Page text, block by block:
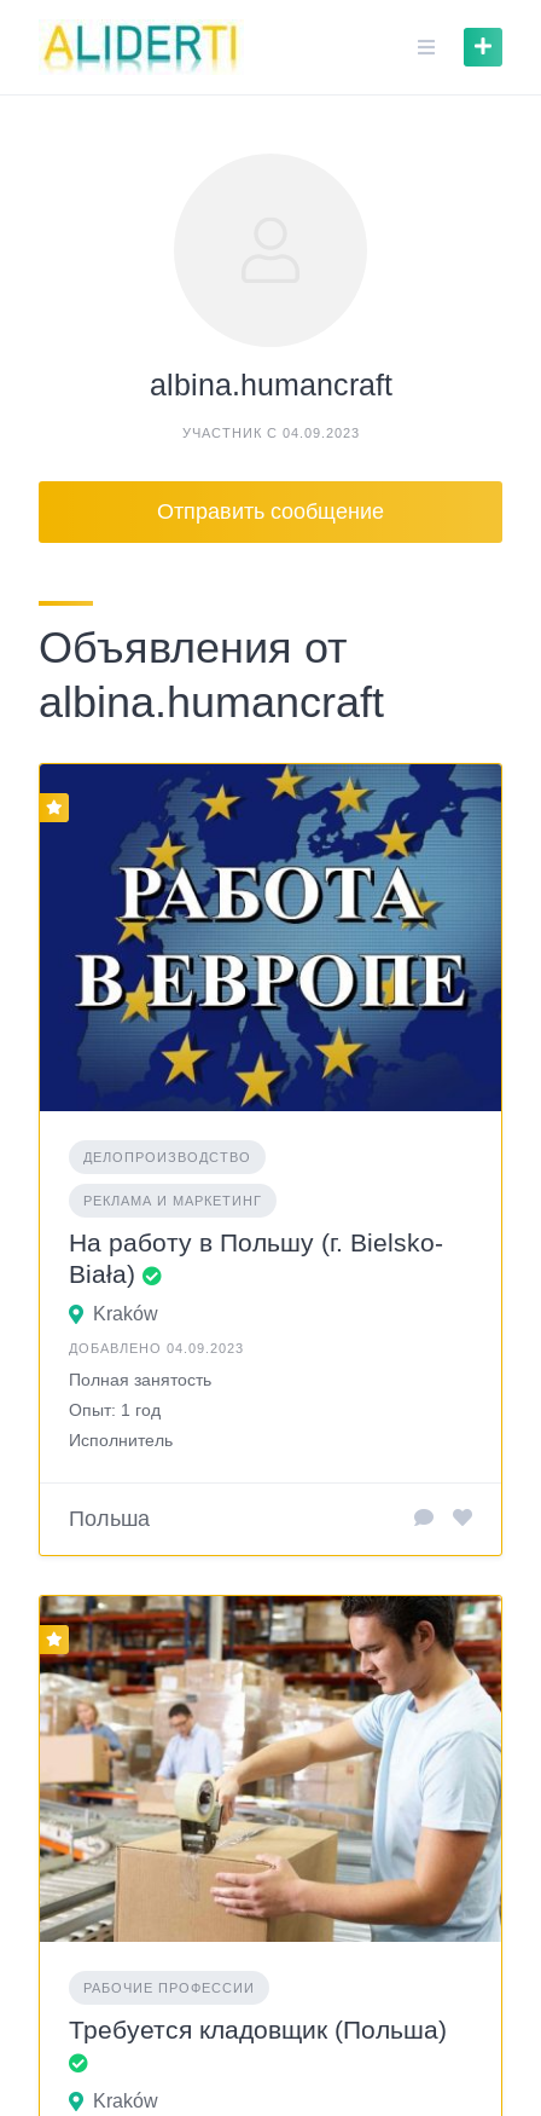
content
albina.humancraft
УЧАСТНИК С 04.09.2023
Отправить сообщение
Объявления от
albina.humancraft
ДЕЛОПРОИЗВОДСТВО
РЕКЛАМА И МАРКЕТИНГ
На работу в Польшу (г. Bielsko-
Biała)
Kraków
ДОБАВЛЕНО 04.09.2023
Полная занятость
Опыт: 1 год
Исполнитель
Польша
РАБОЧИЕ ПРОФЕССИИ
Требуется кладовщик (Польша)
Kraków